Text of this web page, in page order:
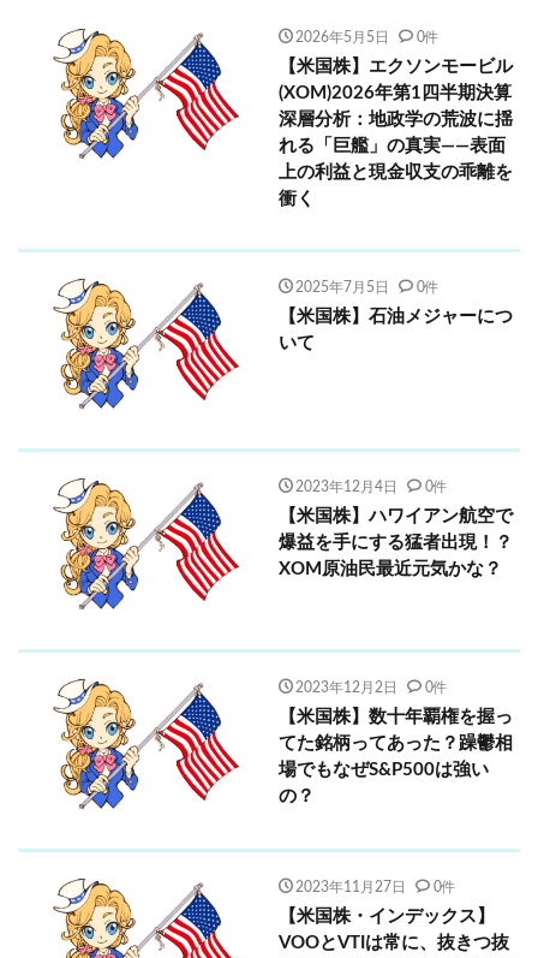
2026年5月5日 0件
【米国株】エクソンモービル
(XOM)2026年第1四半期決算
深層分析：地政学の荒波に揺
れる「巨艦」の真実――表面
上の利益と現金収支の乖離を
衝く
2025年7月5日 0件
【米国株】石油メジャーにつ
いて
2023年12月4日 0件
【米国株】ハワイアン航空で
爆益を手にする猛者出現！？
XOM原油民最近元気かな？
2023年12月2日 0件
【米国株】数十年覇権を握っ
てた銘柄ってあった？躁鬱相
場でもなぜS&P500は強い
の？
2023年11月27日 0件
【米国株・インデックス】
VOOとVTIは常に、抜きつ抜